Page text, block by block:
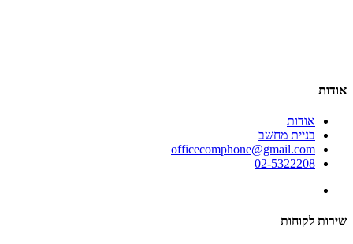
אודות
אודות
בניית מחשב
officecomphone@gmail.com
02-5322208
שירות לקוחות